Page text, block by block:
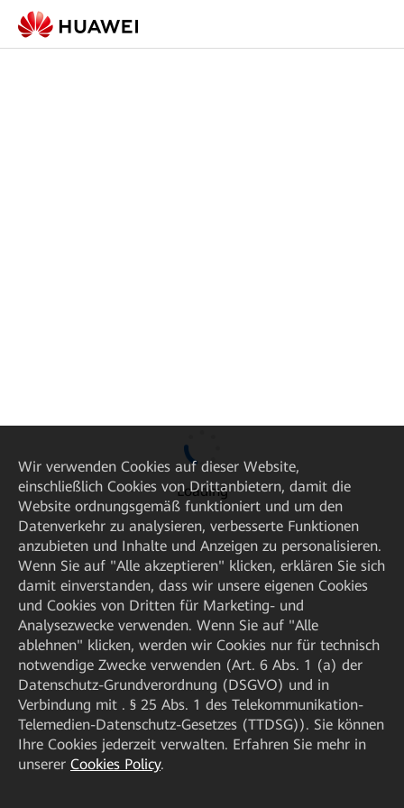
Email*
√ Ich erkläre und stimme der Verwendung und
Übermittlung meiner persönlichen Daten durch Huawei
gemäß denDatenschutzbestimmungenund den
Nutzungsbedingungen von Huawei zu.
Next
Loading
Wir verwenden Cookies auf dieser Website,
einschließlich Cookies von Drittanbietern, damit die
Website ordnungsgemäß funktioniert und um den
Datenverkehr zu analysieren, verbesserte Funktionen
anzubieten und Inhalte und Anzeigen zu personalisieren.
Wenn Sie auf "Alle akzeptieren" klicken, erklären Sie sich
damit einverstanden, dass wir unsere eigenen Cookies
und Cookies von Dritten für Marketing- und
Analysezwecke verwenden. Wenn Sie auf "Alle
ablehnen" klicken, werden wir Cookies nur für technisch
notwendige Zwecke verwenden (Art. 6 Abs. 1 (a) der
Datenschutz-Grundverordnung (DSGVO) und in
Verbindung mit . § 25 Abs. 1 des Telekommunikation-
Telemedien-Datenschutz-Gesetzes (TTDSG)). Sie können
Ihre Cookies jederzeit verwalten. Erfahren Sie mehr in
unserer Cookies Policy.